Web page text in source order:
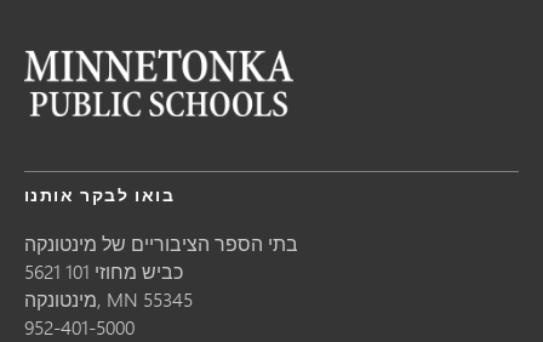
בואו לבקר אותנו
בתי הספר הציבוריים של מינטונקה
5621 כביש מחוזי 101
מינטונקה, MN 55345
952-401-5000